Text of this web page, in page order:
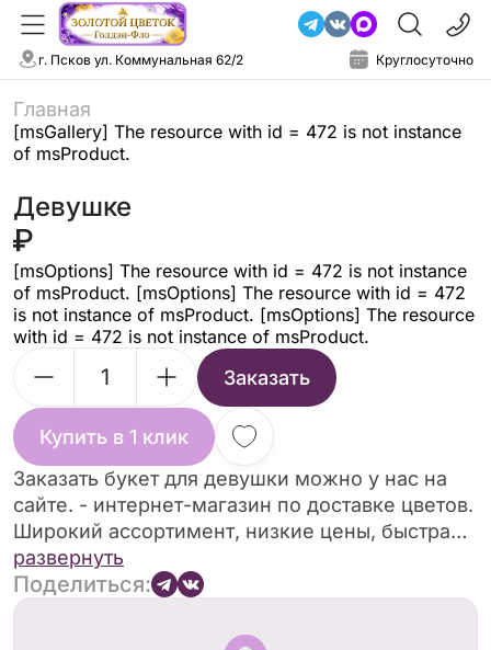
г. Псков ул. Коммунальная 62/2 Круглосуточно
Главная
[msGallery] The resource with id = 472 is not instance
of msProduct.
Девушке
[msOptions] The resource with id = 472 is not instance
of msProduct. [msOptions] The resource with id = 472
is not instance of msProduct. [msOptions] The resource
with id = 472 is not instance of msProduct.
Заказать
Купить в 1 клик
Заказать букет для девушки можно у нас на
сайте. - интернет-магазин по доставке цветов.
Широкий ассортимент, низкие цены, быстрая
курьерская доставка в .
развернуть
Поделиться: